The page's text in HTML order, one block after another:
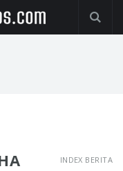
INDEX BERITA